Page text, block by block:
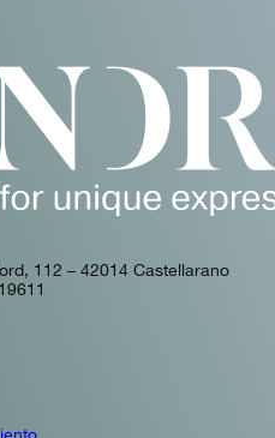
112 – 42014 Castellarano